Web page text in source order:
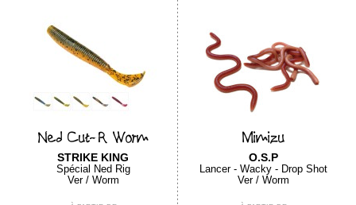
Ned Cut-R Worm
STRIKE KING
Spécial Ned Rig
Ver / Worm
Mimizu
O.S.P
Lancer - Wacky - Drop Shot
Ver / Worm